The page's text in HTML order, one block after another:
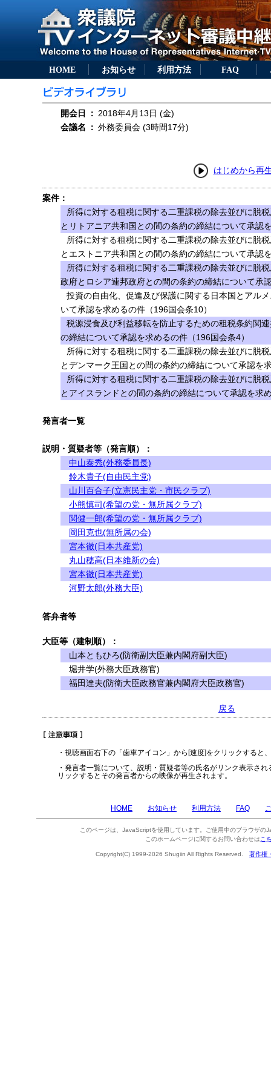
HOME お知らせ 利用方法 FAQ
開会日 ： 2018年4月13日 (金)
会議名
： 外務委員会 (3時間17分)
はじめから再
案件：
所得に対する租税に関する二重課税の除去並びに脱
とリトアニア共和国との間の条約の締結について承認
所得に対する租税に関する二重課税の除去並びに脱
とエストニア共和国との間の条約の締結について承認
所得に対する租税に関する二重課税の除去並びに脱
政府とロシア連邦政府との間の条約の締結について承
投資の自由化、促進及び保護に関する日本国とアル
いて承認を求めるの件（196国会条10）
税源浸食及び利益移転を防止するための租税条約関
の締結について承認を求めるの件（196国会条4）
所得に対する租税に関する二重課税の除去並びに脱
とデンマーク王国との間の条約の締結について承認を
所得に対する租税に関する二重課税の除去並びに脱
とアイスランドとの間の条約の締結について承認を求
発言者一覧
説明・質疑者等（発言順）：
中山泰秀(外務委員長)
鈴木貴子(自由民主党)
山川百合子(立憲民主党・市民クラブ)
小熊慎司(希望の党・無所属クラブ)
関健一郎(希望の党・無所属クラブ)
岡田克也(無所属の会)
宮本徹(日本共産党)
丸山穂高(日本維新の会)
宮本徹(日本共産党)
河野太郎(外務大臣)
答弁者等
大臣等（建制順）：
山本ともひろ(防衛副大臣兼内閣府副大臣)
堀井学(外務大臣政務官)
福田達夫(防衛大臣政務官兼内閣府大臣政務官)
戻る
・視聴画面右下の「歯車アイコン」から[速度]をクリックすると
・発言者一覧について、説明・質疑者等の氏名がリンク表示さ
リックするとその発言者からの映像が再生されます。
HOME お知らせ 利用方法 FAQ
このページは、JavaScriptを使用しています。ご使用中のブラウザの
このホームページに関するお問い合わせは こ
Copyright(C) 1999-2026 Shugiin All Rights Reserved. 著作権